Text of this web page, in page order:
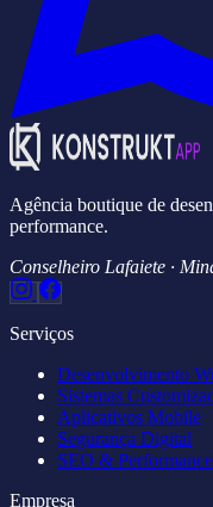
Agência boutique de
performance.
Conselheiro Lafaiete ·
Serviços
Desenvolvimento
Sistemas
Aplicativos Mobile
Segurança Digital
SEO & Performance
Empresa